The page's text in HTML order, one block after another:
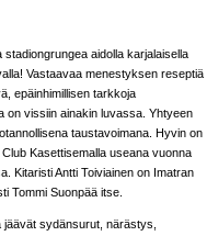
aidolla karjalaisella
Vastaavaa menestyksen reseptiä
epäinhimillisen tarkkoja
on vissiin ainakin luvassa. Yhtyeen
taustavoimana. Hyvin on
Kasettisemalla useana vuonna
Kitaristi Antti Toiviainen on Imatran
Tommi Suonpää itse.
sydänsurut, närästys,